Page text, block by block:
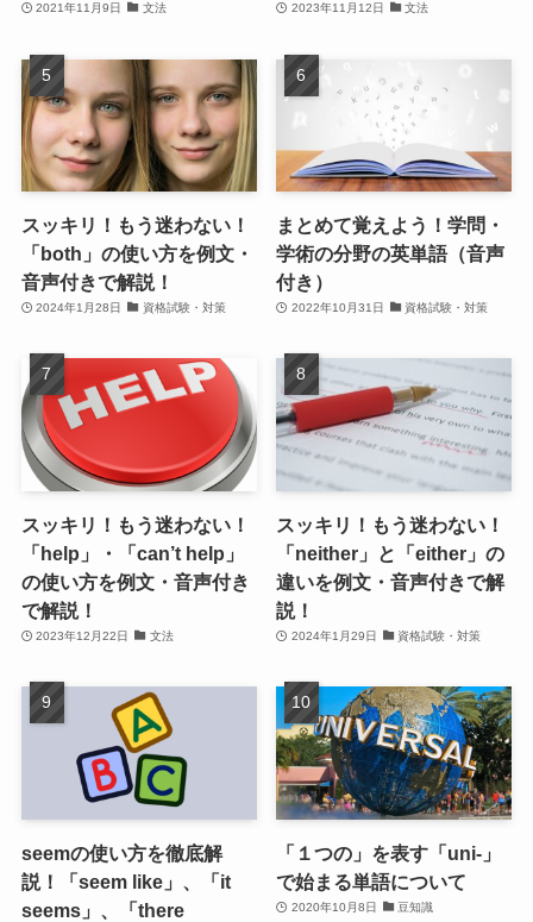
2021年11月9日 文法 2023年11月12日 文法
スッキリ！もう迷わない！
「both」の使い方を例文・
音声付きで解説！
2024年1月28日 資格試験・対策
まとめて覚えよう！学問・
学術の分野の英単語（音声
付き）
2022年10月31日 資格試験・対策
スッキリ！もう迷わない！
「help」・「can’t help」
の使い方を例文・音声付き
で解説！
2023年12月22日 文法
スッキリ！もう迷わない！
「neither」と「either」の
違いを例文・音声付きで解
説！
2024年1月29日 資格試験・対策
seemの使い方を徹底解
説！「seem like」、「it
seems」、「there
「１つの」を表す「uni-」
で始まる単語について
2020年10月8日 豆知識